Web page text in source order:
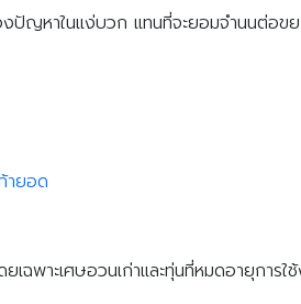
ปัญหาในแง่บวก แทนที่จะยอมจำนนต่อขย
ายอด
ฉพาะเศษอวนเก่าและทุ่นที่หมดอายุการ